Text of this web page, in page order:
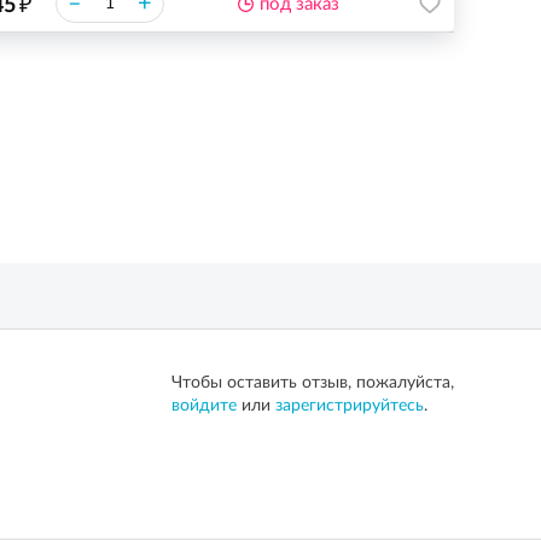
под заказ
Чтобы оставить отзыв, пожалуйста,
войдите или зарегистрируйтесь.